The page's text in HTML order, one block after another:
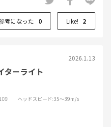
考になった 0 Like! 2
2026.1.13
ターライト
ヘッドスピード:35～39m/s